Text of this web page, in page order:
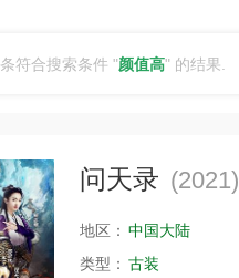
条符合搜索条件 "颜值高" 的结果.
问天录 (2021)
地区： 中国大陆
类型： 古装